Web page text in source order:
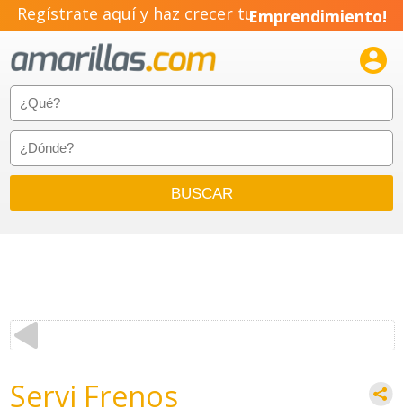
Regístrate aquí y haz crecer tuEmprendimiento!

Servi Frenos